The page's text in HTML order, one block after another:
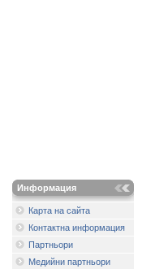
Информация
Карта на сайта
Контактна информация
Партньори
Медийни партньори